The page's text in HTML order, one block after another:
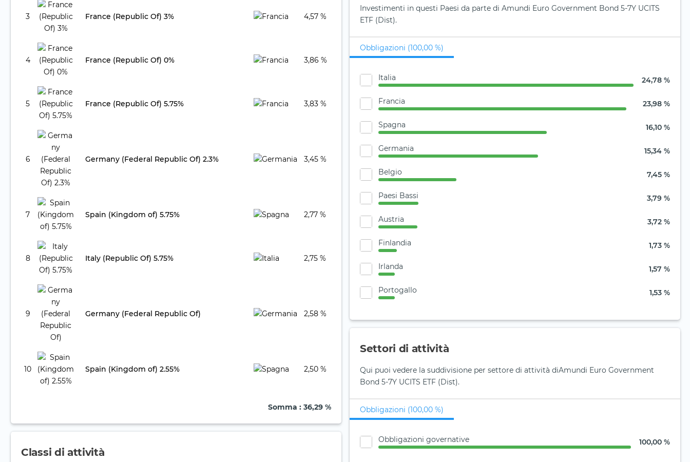
3 France (Republic Of) 3% 4,57 %
4 France (Republic Of) 0% 3,86 %
5 France (Republic Of) 5.75% 3,83 %
6 Germany (Federal Republic Of) 2.3% 3,45 %
7 Spain (Kingdom of) 5.75% 2,77 %
8 Italy (Republic Of) 5.75% 2,75 %
9 Germany (Federal Republic Of) 2,58 %
10 Spain (Kingdom of) 2.55% 2,50 %
Somma : 36,29 %
Classi di attività
Investimenti in questi Paesi da parte di Amundi Euro Government Bond 5-7Y UCITS
ETF (Dist).
Obbligazioni (100,00 %)
Italia 24,78 %
Francia 23,98 %
Spagna 16,10 %
Germania 15,34 %
Belgio 7,45 %
Paesi Bassi 3,79 %
Austria 3,72 %
Finlandia 1,73 %
Irlanda 1,57 %
Portogallo 1,53 %
Settori di attività
Qui puoi vedere la suddivisione per settore di attività diAmundi Euro Government
Bond 5-7Y UCITS ETF (Dist).
Obbligazioni (100,00 %)
Obbligazioni governative 100,00 %